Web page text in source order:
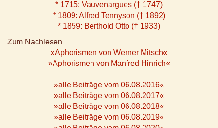
* 1715: Vauvenargues († 1747)
* 1809: Alfred Tennyson († 1892)
* 1859: Berthold Otto († 1933)
Zum Nachlesen
»Aphorismen von Werner Mitsch«
»Aphorismen von Manfred Hinrich«
»alle Beiträge vom 06.08.2016«
»alle Beiträge vom 06.08.2017«
»alle Beiträge vom 06.08.2018«
»alle Beiträge vom 06.08.2019«